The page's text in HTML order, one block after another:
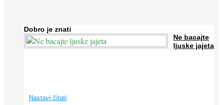
Dobro je znati
Ne bacajte
ljuske jajeta
Nastavi čitati